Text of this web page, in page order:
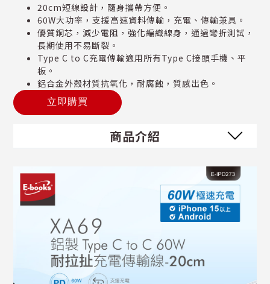
20cm短線設計，隨身攜帶方便。
60W大功率，支援高速資料傳輸，充電、傳輸兼具。
優質銅芯，減少電阻，強化編織線身，通過彎折測試，
長期使用不易斷裂。
Type C to C充電傳輸適用所有Type C接頭手機、平
板。
鋁合金外殼材質抗氧化，耐腐蝕，質感出色。
立即購買
商品介紹